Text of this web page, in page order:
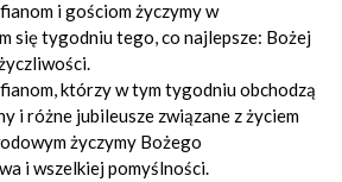
i gościom życzymy w
się tygodniu tego, co najlepsze: Bożej
którzy w tym tygodniu obchodzą
i różne jubileusze związane z życiem
życzymy Bożego
i wszelkiej pomyślności.